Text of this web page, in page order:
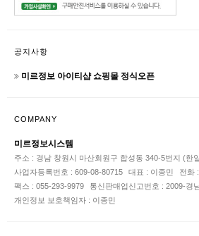
공지사항
미르정보 아이티샵 쇼핑몰 정식오픈
COMPANY
미르정보시스템
주소 : 경남 창원시 마산회원구 합성동 340-5번지 (한
사업자등록번호 : 609-08-80715
대표 : 이종민
전화
팩스 : 055-293-9979
통신판매업신고번호 : 2009-경
개인정보 보호책임자 : 이종민